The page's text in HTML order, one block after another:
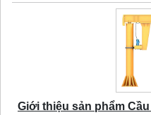
Giới thiệu sản phẩm